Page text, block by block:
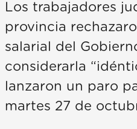
Los trabajadores
provincia
salarial del
considerarla
lanzaron un paro
martes 27 de